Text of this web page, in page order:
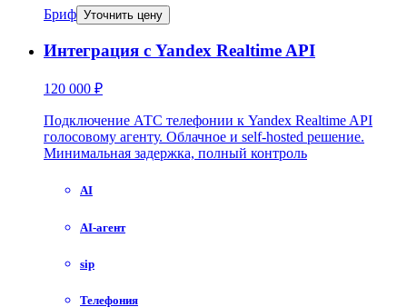
Бриф Уточнить цену
Интеграция с Yandex Realtime API
120 000 ₽
Подключение АТС телефонии к Yandex Realtime API
голосовому агенту. Облачное и self-hosted решение.
Минимальная задержка, полный контроль
AI
AI-агент
sip
Телефония